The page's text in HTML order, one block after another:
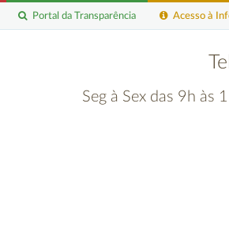
Acesso à
Portal da Transparência
Seg à Sex das 9h às